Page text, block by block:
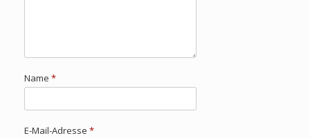
Name *
E-Mail-Adresse *